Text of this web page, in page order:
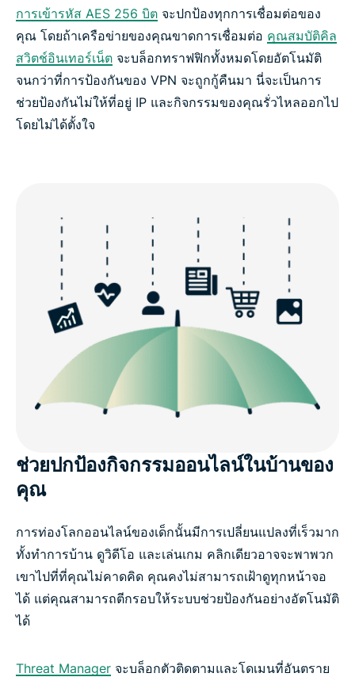
การเข้ารหัส AES 256 บิต จะปกป้องทุกการเชื่อมต่อของ
คุณ โดยถ้าเครือข่ายของคุณขาดการเชื่อมต่อ คุณสมบัติคิล
สวิตช์อินเทอร์เน็ต จะบล็อกทราฟฟิกทั้งหมดโดยอัตโนมัติ
จนกว่าที่การป้องกันของ VPN จะถูกกู้คืนมา นี่จะเป็นการ
ช่วยป้องกันไม่ให้ที่อยู่ IP และกิจกรรมของคุณรั่วไหลออกไป
โดยไม่ได้ตั้งใจ
ช่วยปกป้องกิจกรรมออนไลน์ในบ้านของ
คุณ
การท่องโลกออนไลน์ของเด็กนั้นมีการเปลี่ยนแปลงที่เร็วมาก
ทั้งทำการบ้าน ดูวิดีโอ และเล่นเกม คลิกเดียวอาจจะพาพวก
เขาไปที่ที่คุณไม่คาดคิด คุณคงไม่สามารถเฝ้าดูทุกหน้าจอ
ได้ แต่คุณสามารถตีกรอบให้ระบบช่วยป้องกันอย่างอัตโนมัติ
ได้
Threat Manager จะบล็อกตัวติดตามและโดเมนที่อันตราย